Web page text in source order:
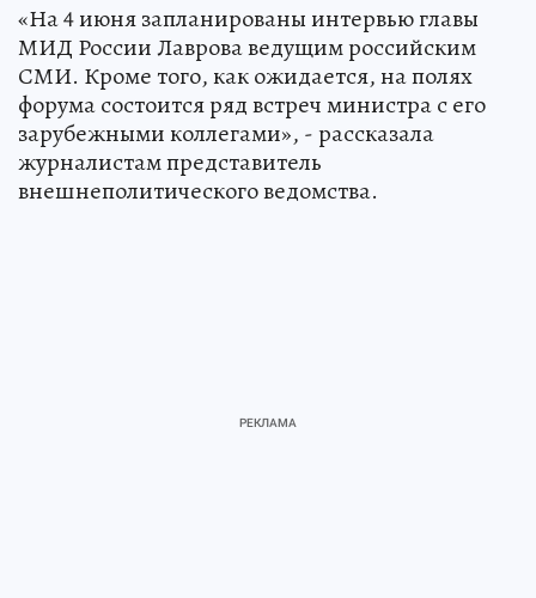
«На 4 июня запланированы интервью главы
МИД России Лаврова ведущим российским
СМИ. Кроме того, как ожидается, на полях
форума состоится ряд встреч министра с его
зарубежными коллегами», - рассказала
журналистам представитель
внешнеполитического ведомства.